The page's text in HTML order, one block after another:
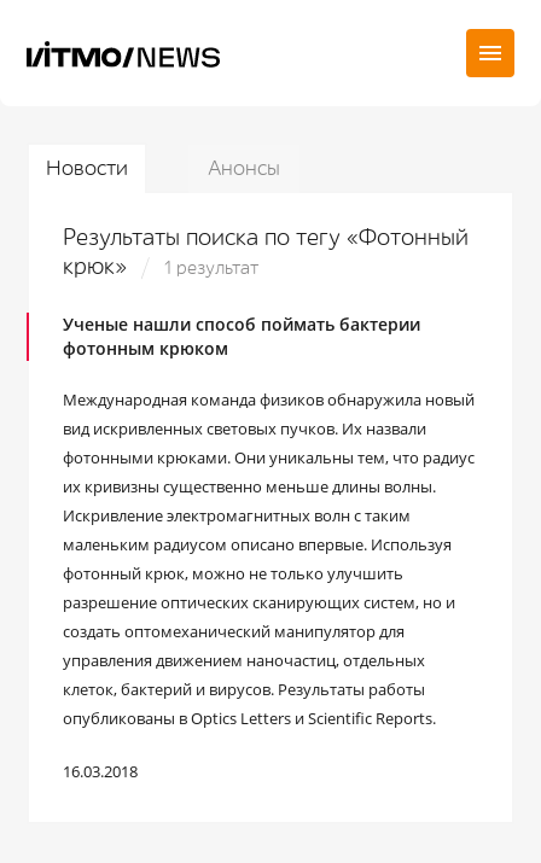
Новости Анонсы
Результаты поиска по тегу «Фотонный
крюк»
1 результат
Ученые нашли способ поймать бактерии
фотонным крюком
Международная команда физиков обнаружила новый
вид искривленных световых пучков. Их назвали
фотонными крюками. Они уникальны тем, что радиус
их кривизны существенно меньше длины волны.
Искривление электромагнитных волн с таким
маленьким радиусом описано впервые. Используя
фотонный крюк, можно не только улучшить
разрешение оптических сканирующих систем, но и
создать оптомеханический манипулятор для
управления движением наночастиц, отдельных
клеток, бактерий и вирусов. Результаты работы
опубликованы в Optics Letters и Scientific Reports.
16.03.2018